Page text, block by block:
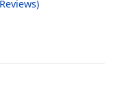
Reviews)